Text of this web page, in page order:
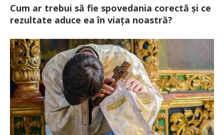
Cum ar trebui să fie spovedania corectă și ce
rezultate aduce ea în viața noastră?